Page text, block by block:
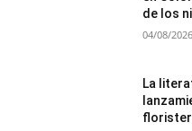
de los
04/08/2026
La